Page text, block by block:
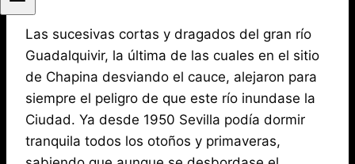
PorJose
María
de
Mena
noviembre
2,
2019agosto
3,
2026
Las sucesivas cortas y dragados del gran río
Guadalquivir, la última de las cuales en el sitio
de Chapina desviando el cauce, alejaron para
siempre el peligro de que este río inundase la
Ciudad. Ya desde 1950 Sevilla podía dormir
tranquila todos los otoños y primaveras,